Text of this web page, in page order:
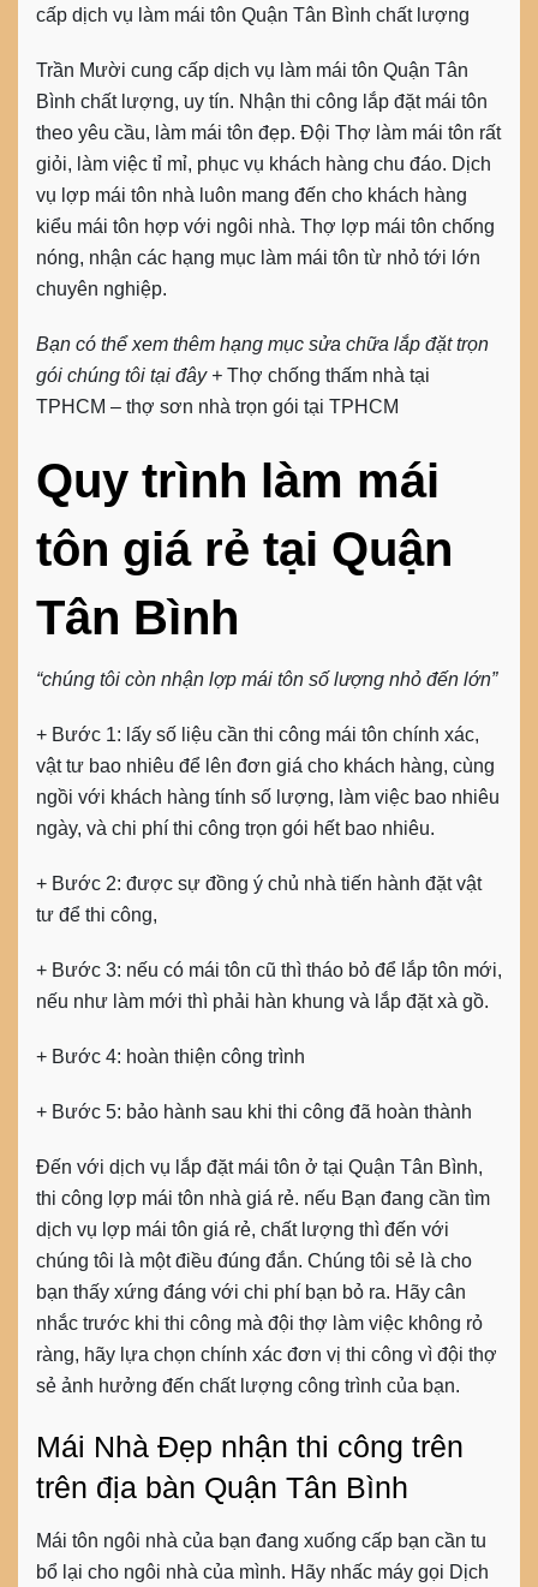
cấp dịch vụ làm mái tôn Quận Tân Bình chất lượng
Trần Mười cung cấp dịch vụ làm mái tôn Quận Tân
Bình chất lượng, uy tín. Nhận thi công lắp đặt mái tôn
theo yêu cầu, làm mái tôn đẹp. Đội Thợ làm mái tôn rất
giỏi, làm việc tỉ mỉ, phục vụ khách hàng chu đáo. Dịch
vụ lợp mái tôn nhà luôn mang đến cho khách hàng
kiểu mái tôn hợp với ngôi nhà. Thợ lợp mái tôn chống
nóng, nhận các hạng mục làm mái tôn từ nhỏ tới lớn
chuyên nghiệp.
Bạn có thể xem thêm hạng mục sửa chữa lắp đặt trọn
gói chúng tôi tại đây + Thợ chống thấm nhà tại
TPHCM – thợ sơn nhà trọn gói tại TPHCM
Quy trình làm mái
tôn giá rẻ tại Quận
Tân Bình
“chúng tôi còn nhận lợp mái tôn số lượng nhỏ đến lớn”
+ Bước 1: lấy số liệu cần thi công mái tôn chính xác,
vật tư bao nhiêu để lên đơn giá cho khách hàng, cùng
ngồi với khách hàng tính số lượng, làm việc bao nhiêu
ngày, và chi phí thi công trọn gói hết bao nhiêu.
+ Bước 2: được sự đồng ý chủ nhà tiến hành đặt vật
tư để thi công,
+ Bước 3: nếu có mái tôn cũ thì tháo bỏ để lắp tôn mới,
nếu như làm mới thì phải hàn khung và lắp đặt xà gồ.
+ Bước 4: hoàn thiện công trình
+ Bước 5: bảo hành sau khi thi công đã hoàn thành
Đến với dịch vụ lắp đặt mái tôn ở tại Quận Tân Bình,
thi công lợp mái tôn nhà giá rẻ. nếu Bạn đang cần tìm
dịch vụ lợp mái tôn giá rẻ, chất lượng thì đến với
chúng tôi là một điều đúng đắn. Chúng tôi sẻ là cho
bạn thấy xứng đáng với chi phí bạn bỏ ra. Hãy cân
nhắc trước khi thi công mà đội thợ làm việc không rỏ
ràng, hãy lựa chọn chính xác đơn vị thi công vì đội thợ
sẻ ảnh hưởng đến chất lượng công trình của bạn.
Mái Nhà Đẹp nhận thi công trên
trên địa bàn Quận Tân Bình
Mái tôn ngôi nhà của bạn đang xuống cấp bạn cần tu
bổ lại cho ngôi nhà của mình. Hãy nhấc máy gọi Dịch